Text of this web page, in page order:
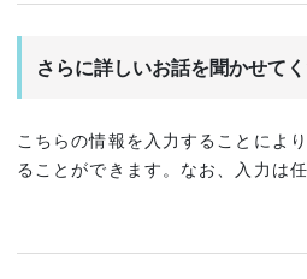
さらに詳しいお話を聞かせてく
こちらの情報を入力することによ
ることができます。なお、入力は任